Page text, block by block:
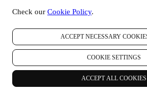
Check our Cookie Policy.
ACCEPT NECESSARY
COOKIE SETTINGS
ACCEPT ALL COOKIES
van de EU Algemene Verordening
toepassing is in uw land, gebied of locatie
"Gegevensbeschermingswetten").
1. WANNEER EN WELK SOORT
VAN U?
“Persoonsgegevens” betekent alle
die ons in staat stelt om u te identificeren,
combinatie met andere informatie.